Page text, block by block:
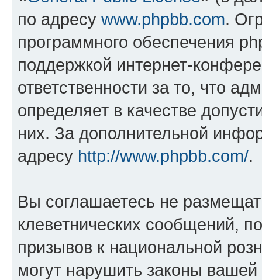
по адресу www.phpbb.com.
программного обеспечения
поддержкой интернет-
ответственности за то, что
определяет в качестве
них. За дополнительной
адресу http://www.phpbb.com/.
Вы соглашаетесь не
клеветнических сообщений,
призывов к национальной
могут нарушить законы